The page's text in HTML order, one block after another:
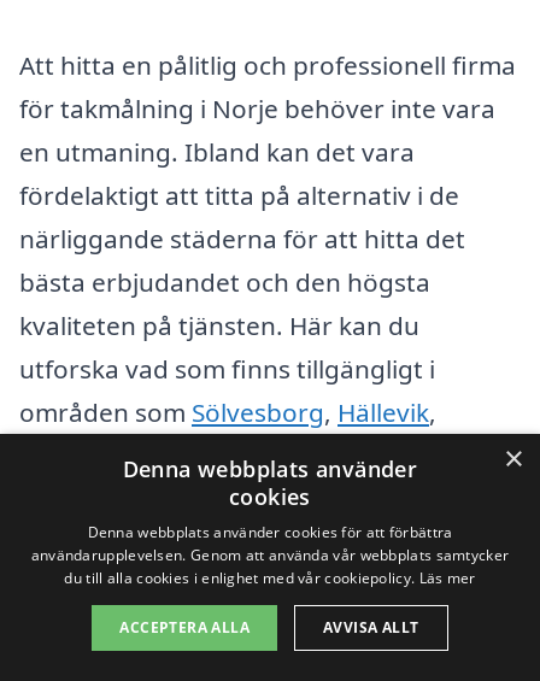
Att hitta en pålitlig och professionell firma
för takmålning i Norje behöver inte vara
en utmaning. Ibland kan det vara
fördelaktigt att titta på alternativ i de
närliggande städerna för att hitta det
bästa erbjudandet och den högsta
kvaliteten på tjänsten. Här kan du
utforska vad som finns tillgängligt i
områden som Sölvesborg, Hällevik,
Bäckaskog
Mörbylånga Hässleholm
Kristianstad
När du söker efter takmålning i Norje,
överväg att ställa följande frågor för att
hjälpa dig att fatta rätt beslut:
×
Denna webbplats använder
cookies
Denna webbplats använder cookies för att förbättra
användarupplevelsen. Genom att använda vår webbplats samtycker
du till alla cookies i enlighet med vår cookiepolicy. Läs mer
ACCEPTERA ALLA AVVISA ALLT